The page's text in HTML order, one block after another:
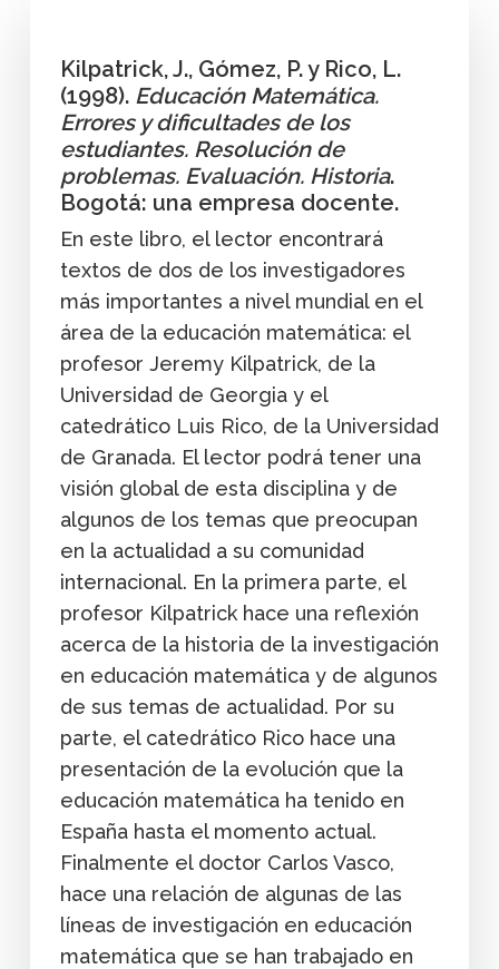
Kilpatrick, J., Gómez, P. y Rico, L.
(1998). Educación Matemática.
Errores y dificultades de los
estudiantes. Resolución de
problemas. Evaluación. Historia.
Bogotá: una empresa docente.
En este libro, el lector encontrará
textos de dos de los investigadores
más importantes a nivel mundial en el
área de la educación matemática: el
profesor Jeremy Kilpatrick, de la
Universidad de Georgia y el
catedrático Luis Rico, de la Universidad
de Granada. El lector podrá tener una
visión global de esta disciplina y de
algunos de los temas que preocupan
en la actualidad a su comunidad
internacional. En la primera parte, el
profesor Kilpatrick hace una reflexión
acerca de la historia de la investigación
en educación matemática y de algunos
de sus temas de actualidad. Por su
parte, el catedrático Rico hace una
presentación de la evolución que la
educación matemática ha tenido en
España hasta el momento actual.
Finalmente el doctor Carlos Vasco,
hace una relación de algunas de las
líneas de investigación en educación
matemática que se han trabajado en